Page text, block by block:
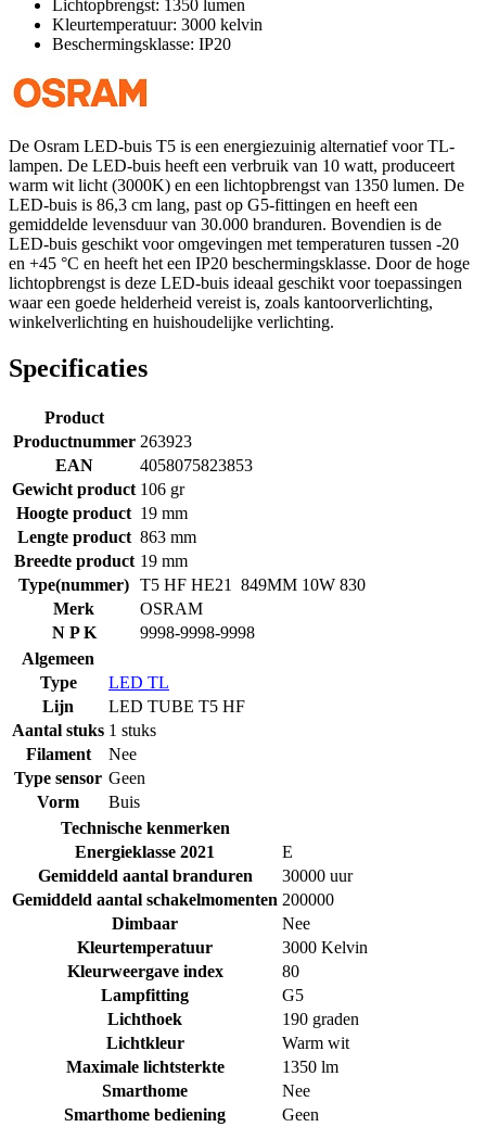
Lichtopbrengst: 1350 lumen
Kleurtemperatuur: 3000 kelvin
Beschermingsklasse: IP20
De Osram LED-buis T5 is een energiezuinig alternatief voor TL-
lampen. De LED-buis heeft een verbruik van 10 watt, produceert
warm wit licht (3000K) en een lichtopbrengst van 1350 lumen. De
LED-buis is 86,3 cm lang, past op G5-fittingen en heeft een
gemiddelde levensduur van 30.000 branduren. Bovendien is de
LED-buis geschikt voor omgevingen met temperaturen tussen -20
en +45 °C en heeft het een IP20 beschermingsklasse. Door de hoge
lichtopbrengst is deze LED-buis ideaal geschikt voor toepassingen
waar een goede helderheid vereist is, zoals kantoorverlichting,
winkelverlichting en huishoudelijke verlichting.
Specificaties
Product
Productnummer 263923
EAN
4058075823853
Gewicht product 106 gr
Hoogte product 19 mm
Lengte product 863 mm
Breedte product 19 mm
Type(nummer) T5 HF HE21 849MM 10W 830
Merk
OSRAM
N P K
9998-9998-9998
Algemeen
Type
LED TL
Lijn
LED TUBE T5 HF
Aantal stuks 1 stuks
Filament
Nee
Type sensor Geen
Vorm
Buis
Technische kenmerken
Energieklasse 2021
E
Gemiddeld aantal branduren
30000 uur
Gemiddeld aantal schakelmomenten 200000
Dimbaar
Nee
Kleurtemperatuur
3000 Kelvin
Kleurweergave index
80
Lampfitting
G5
Lichthoek
190 graden
Lichtkleur
Warm wit
Maximale lichtsterkte
1350 lm
Smarthome
Nee
Smarthome bediening
Geen